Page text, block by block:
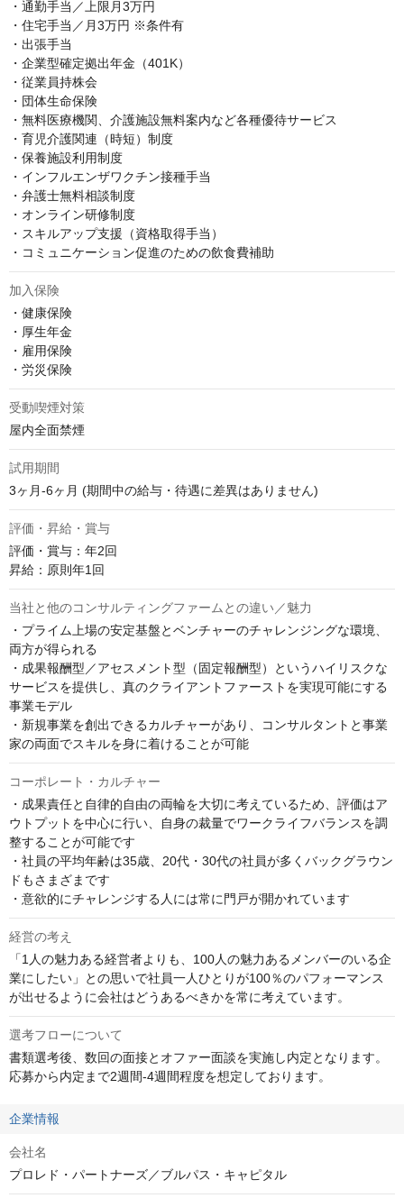
・通勤手当／上限月3万円
・住宅手当／月3万円 ※条件有
・出張手当
・企業型確定拠出年金（401K）
・従業員持株会
・団体生命保険
・無料医療機関、介護施設無料案内など各種優待サービス
・育児介護関連（時短）制度
・保養施設利用制度
・インフルエンザワクチン接種手当
・弁護士無料相談制度
・オンライン研修制度
・スキルアップ支援（資格取得手当）
・コミュニケーション促進のための飲食費補助
加入保険
・健康保険
・厚生年金
・雇用保険
・労災保険
受動喫煙対策
屋内全面禁煙
試用期間
3ヶ月-6ヶ月 (期間中の給与・待遇に差異はありません)
評価・昇給・賞与
評価・賞与：年2回
昇給：原則年1回
当社と他のコンサルティングファームとの違い／魅力
・プライム上場の安定基盤とベンチャーのチャレンジングな環境、
両方が得られる
・成果報酬型／アセスメント型（固定報酬型）というハイリスクな
サービスを提供し、真のクライアントファーストを実現可能にする
事業モデル
・新規事業を創出できるカルチャーがあり、コンサルタントと事業
家の両面でスキルを身に着けることが可能
コーポレート・カルチャー
・成果責任と自律的自由の両輪を大切に考えているため、評価はア
ウトプットを中心に行い、自身の裁量でワークライフバランスを調
整することが可能です
・社員の平均年齢は35歳、20代・30代の社員が多くバックグラウン
ドもさまざまです
・意欲的にチャレンジする人には常に門戸が開かれています
経営の考え
「1人の魅力ある経営者よりも、100人の魅力あるメンバーのいる企
業にしたい」との思いで社員一人ひとりが100％のパフォーマンス
が出せるように会社はどうあるべきかを常に考えています。
選考フローについて
書類選考後、数回の面接とオファー面談を実施し内定となります。
応募から内定まで2週間-4週間程度を想定しております。
企業情報
会社名
プロレド・パートナーズ／ブルパス・キャピタル